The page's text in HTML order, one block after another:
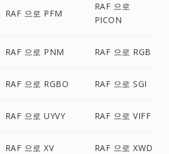
RAF 으로 PFM
RAF 으로
PICON
RAF 으로 PNM RAF 으로 RGB
RAF 으로 RGBO RAF 으로 SGI
RAF 으로 UYVY RAF 으로 VIFF
RAF 으로 XV RAF 으로 XWD